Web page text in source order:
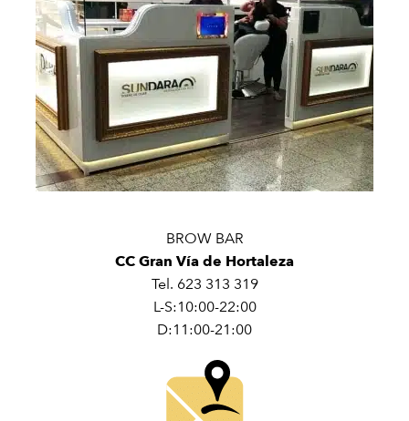
BROW BAR
CC Gran Vía de Hortaleza
Tel. 623 313 319
L-S:10:00-22:00
D:11:00-21:00